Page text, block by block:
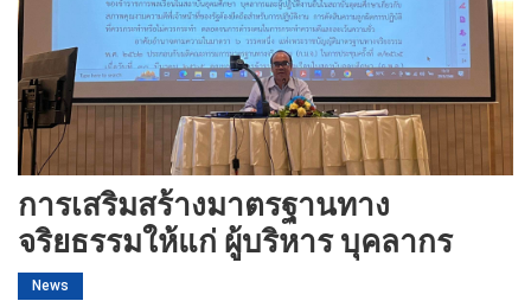
การเสริมสร้างมาตรฐานทาง
จริยธรรมให้แก่ ผู้บริหาร บุคลากร
News